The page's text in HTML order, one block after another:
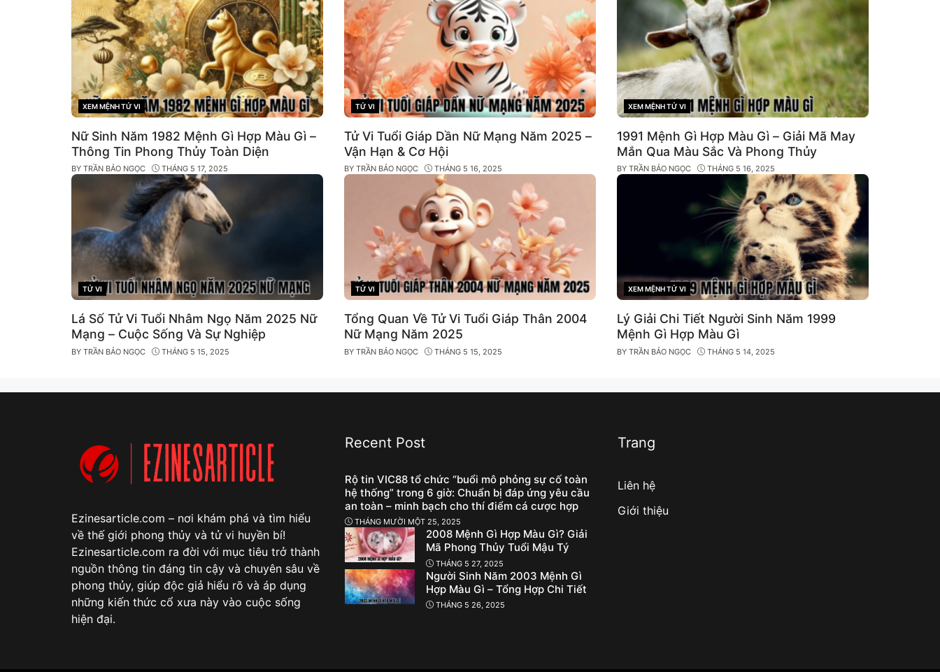
CATEGORIES
XEM MỆNH TỬ VI
Nữ Sinh Năm 1982 Mệnh Gì Hợp Màu Gì –
Thông Tin Phong Thủy Toàn Diện
BY TRẦN BẢO NGỌC THÁNG 5 17, 2025
CATEGORIES
TỬ VI
Tử Vi Tuổi Giáp Dần Nữ Mạng Năm 2025 –
Vận Hạn & Cơ Hội
BY TRẦN BẢO NGỌC THÁNG 5 16, 2025
CATEGORIES
XEM MỆNH TỬ VI
1991 Mệnh Gì Hợp Màu Gì – Giải Mã May
Mắn Qua Màu Sắc Và Phong Thủy
BY TRẦN BẢO NGỌC THÁNG 5 16, 2025
CATEGORIES
TỬ VI
Lá Số Tử Vi Tuổi Nhâm Ngọ Năm 2025 Nữ
Mạng – Cuộc Sống Và Sự Nghiệp
BY TRẦN BẢO NGỌC THÁNG 5 15, 2025
CATEGORIES
TỬ VI
Tổng Quan Về Tử Vi Tuổi Giáp Thân 2004
Nữ Mạng Năm 2025
BY TRẦN BẢO NGỌC THÁNG 5 15, 2025
CATEGORIES
XEM MỆNH TỬ VI
Lý Giải Chi Tiết Người Sinh Năm 1999
Mệnh Gì Hợp Màu Gì
BY TRẦN BẢO NGỌC THÁNG 5 14, 2025
Ezinesarticle.com – nơi khám phá và tìm hiểu
về thế giới phong thủy và tử vi huyền bí!
Ezinesarticle.com ra đời với mục tiêu trở thành
nguồn thông tin đáng tin cậy và chuyên sâu về
phong thủy, giúp độc giả hiểu rõ và áp dụng
những kiến thức cổ xưa này vào cuộc sống
hiện đại.
Recent Post
Rộ tin VIC88 tổ chức “buổi mô phỏng sự cố toàn
hệ thống” trong 6 giờ: Chuẩn bị đáp ứng yêu cầu
an toàn – minh bạch cho thí điểm cá cược hợp
pháp?
THÁNG MƯỜI MỘT 25, 2025
2008 Mệnh Gì Hợp Màu Gì? Giải
Mã Phong Thủy Tuổi Mậu Tý
THÁNG 5 27, 2025
Người Sinh Năm 2003 Mệnh Gì
Hợp Màu Gì – Tổng Hợp Chi Tiết
THÁNG 5 26, 2025
Trang
Liên hệ
Giới thiệu